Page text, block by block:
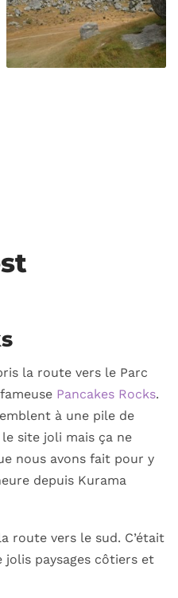
la route vers le Parc
Pancakes Rocks.
à une pile de
site joli mais ça ne
nous avons fait pour y
depuis Kurama
route vers le sud. C’était
jolis paysages côtiers et